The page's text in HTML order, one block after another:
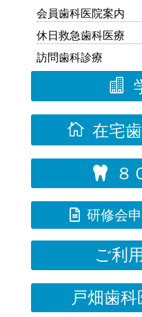
会員歯科医院案内
休日救急歯科医療
訪問歯科診療

 在宅
 ８
 研修会
ご利
戸畑歯